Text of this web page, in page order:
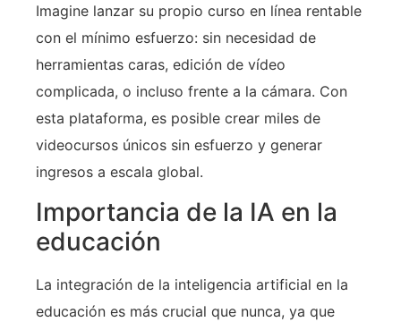
Imagine lanzar su propio curso en línea rentable
con el mínimo esfuerzo: sin necesidad de
herramientas caras, edición de vídeo
complicada, o incluso frente a la cámara. Con
esta plataforma, es posible crear miles de
videocursos únicos sin esfuerzo y generar
ingresos a escala global.
Importancia de la IA en la
educación
La integración de la inteligencia artificial en la
educación es más crucial que nunca, ya que